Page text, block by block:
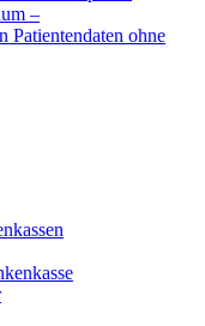
–
Patientendaten ohne